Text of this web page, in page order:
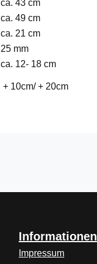
ca. 43 cm
ca. 49 cm
ca. 21 cm
25 mm
ca. 12- 18 cm
+ 10cm/ + 20cm
Informationen
Impressum